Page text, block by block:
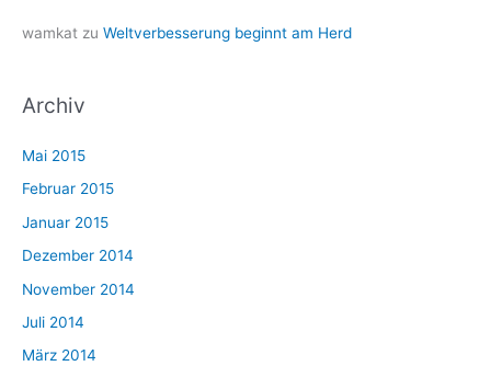
wamkat zu Weltverbesserung beginnt am Herd
Archiv
Mai 2015
Februar 2015
Januar 2015
Dezember 2014
November 2014
Juli 2014
März 2014